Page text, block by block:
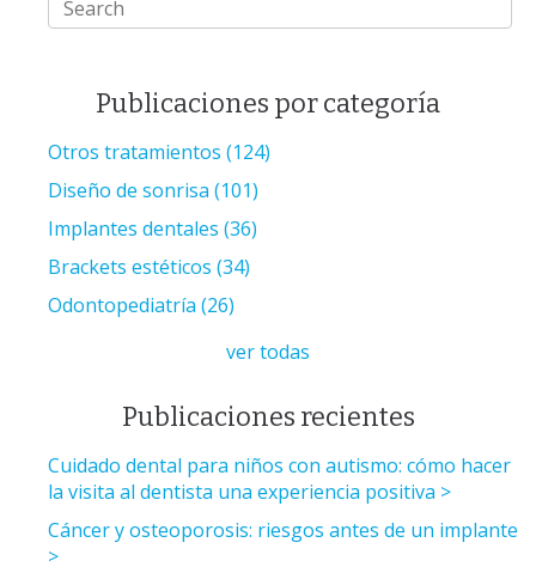
Publicaciones por categoría
Otros tratamientos (124)
Diseño de sonrisa (101)
Implantes dentales (36)
Brackets estéticos (34)
Odontopediatría (26)
ver todas
Publicaciones recientes
Cuidado dental para niños con autismo: cómo hacer
la visita al dentista una experiencia positiva
Cáncer y osteoporosis: riesgos antes de un implante